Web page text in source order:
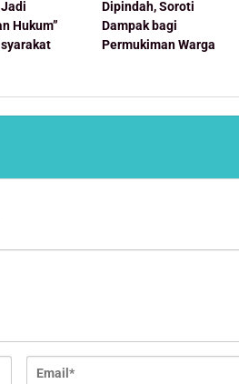
Hukum”
Dipindah, Soroti
Dampak bagi
Permukiman Warga